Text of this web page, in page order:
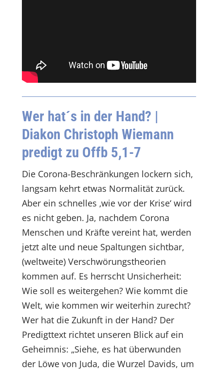
Wer hat´s in der Hand? |
Diakon Christoph Wiemann
predigt zu Offb 5,1-7
Die Corona-Beschränkungen lockern sich,
langsam kehrt etwas Normalität zurück.
Aber ein schnelles ‚wie vor der Krise‘ wird
es nicht geben. Ja, nachdem Corona
Menschen und Kräfte vereint hat, werden
jetzt alte und neue Spaltungen sichtbar,
(weltweite) Verschwörungstheorien
kommen auf. Es herrscht Unsicherheit:
Wie soll es weitergehen? Wie kommt die
Welt, wie kommen wir weiterhin zurecht?
Wer hat die Zukunft in der Hand? Der
Predigttext richtet unseren Blick auf ein
Geheimnis: „Siehe, es hat überwunden
der Löwe von Juda, die Wurzel Davids, um